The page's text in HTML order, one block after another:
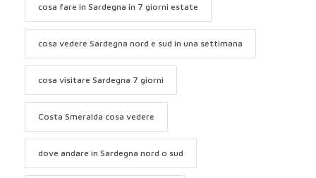
cosa fare in Sardegna in 7 giorni estate
cosa vedere Sardegna nord e sud in una settimana
cosa visitare Sardegna 7 giorni
Costa Smeralda cosa vedere
dove andare in Sardegna nord o sud